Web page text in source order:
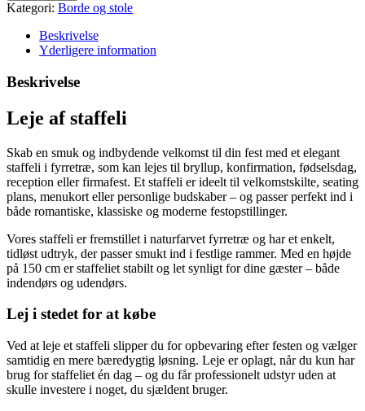
Kategori: Borde og stole
Beskrivelse
Yderligere information
Beskrivelse
Leje af staffeli
Skab en smuk og indbydende velkomst til din fest med et elegant
staffeli i fyrretræ, som kan lejes til bryllup, konfirmation, fødselsdag,
reception eller firmafest. Et staffeli er ideelt til velkomstskilte, seating
plans, menukort eller personlige budskaber – og passer perfekt ind i
både romantiske, klassiske og moderne festopstillinger.
Vores staffeli er fremstillet i naturfarvet fyrretræ og har et enkelt,
tidløst udtryk, der passer smukt ind i festlige rammer. Med en højde
på 150 cm er staffeliet stabilt og let synligt for dine gæster – både
indendørs og udendørs.
Lej i stedet for at købe
Ved at leje et staffeli slipper du for opbevaring efter festen og vælger
samtidig en mere bæredygtig løsning. Leje er oplagt, når du kun har
brug for staffeliet én dag – og du får professionelt udstyr uden at
skulle investere i noget, du sjældent bruger.